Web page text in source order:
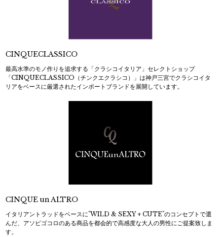
CINQUECLASSICO
最高水準のモノ作りを追求する「クラシコイタリア」セレクトショップ
「CINQUECLASSICO（チンクエクラシコ）」は神戸三宮でクラシコイタ
リアをベースに厳選されたインポートブランドを展開しています。
CINQUE un ALTRO
イタリアントラッドをベースに"WILD & SEXY + CUTE"のコンセプトで選
んだ、アソビゴコロのある商品を都会的で高感度な大人の男性にご提案致しま
す。